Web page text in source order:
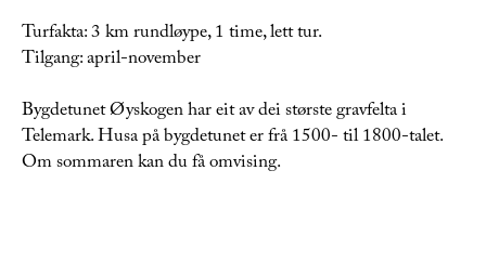
Turfakta: 3 km rundløype, 1 time, lett tur.
Tilgang: april-november
Bygdetunet Øyskogen har eit av dei største gravfelta i
Telemark. Husa på bygdetunet er frå 1500- til 1800-talet.
Om sommaren kan du få omvising.